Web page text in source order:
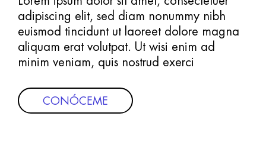
adipiscing elit, sed diam nonummy nibh
euismod tincidunt ut laoreet dolore magna
aliquam erat volutpat. Ut wisi enim ad
minim veniam, quis nostrud exerci
CONÓCEME